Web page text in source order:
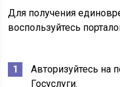
Для получения
воспользуйтесь
Авторизуйтесь на
Госуслуги.